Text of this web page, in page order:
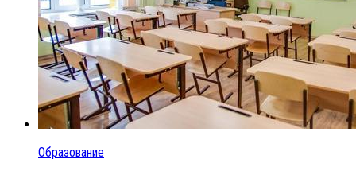
Образование